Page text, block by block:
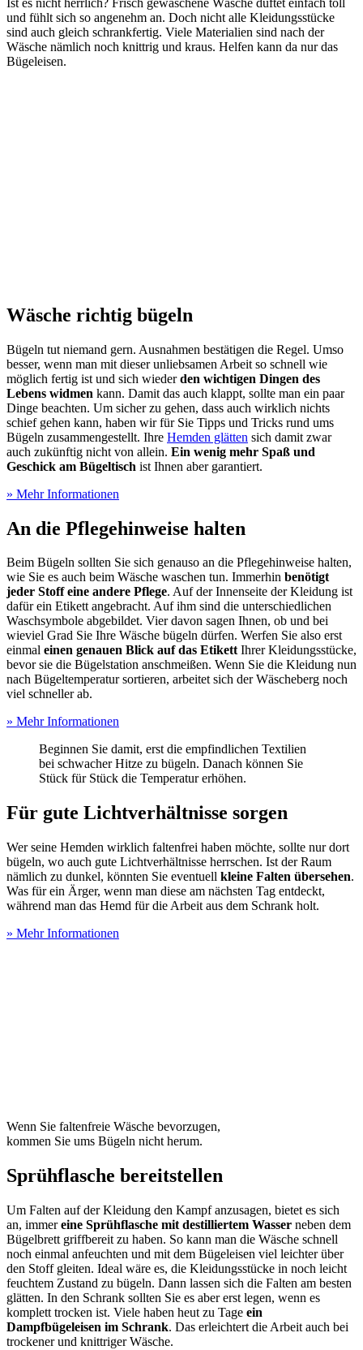
und fühlt sich so angenehm an. Doch nicht alle Kleidungsstücke
sind auch gleich schrankfertig. Viele Materialien sind nach der
Wäsche nämlich noch knittrig und kraus. Helfen kann da nur das
Bügeleisen.
Wäsche richtig bügeln
Bügeln tut niemand gern. Ausnahmen bestätigen die Regel. Umso
besser, wenn man mit dieser unliebsamen Arbeit so schnell wie
möglich fertig ist und sich wiederden wichtigen Dingen des
Lebens widmen kann. Damit das auch klappt, sollte man ein paar
Dinge beachten. Um sicher zu gehen, dass auch wirklich nichts
schief gehen kann, haben wir für Sie Tipps und Tricks rund ums
Bügeln zusammengestellt. Ihre Hemden glätten sich damit zwar
auch zukünftig nicht von allein. Ein wenig mehr Spaß und
Geschick am Bügeltisch ist Ihnen aber garantiert.
» Mehr Informationen
An die Pflegehinweise halten
Beim Bügeln sollten Sie sich genauso an die Pflegehinweise halten,
wie Sie es auch beim Wäsche waschen tun. Immerhin benötigt
jeder Stoff eine andere Pflege. Auf der Innenseite der Kleidung ist
dafür ein Etikett angebracht. Auf ihm sind die unterschiedlichen
Waschsymbole abgebildet. Vier davon sagen Ihnen, ob und bei
wieviel Grad Sie Ihre Wäsche bügeln dürfen. Werfen Sie also erst
einmal einen genauen Blick auf das EtikettIhrer Kleidungsstücke,
bevor sie die Bügelstation anschmeißen. Wenn Sie die Kleidung nun
nach Bügeltemperatur sortieren, arbeitet sich der Wäscheberg noch
viel schneller ab.
» Mehr Informationen
Beginnen Sie damit, erst die empfindlichen Textilien
bei schwacher Hitze zu bügeln. Danach können Sie
Stück für Stück die Temperatur erhöhen.
Für gute Lichtverhältnisse sorgen
Wer seine Hemden wirklich faltenfrei haben möchte, sollte nur dort
bügeln, wo auch gute Lichtverhältnisse herrschen. Ist der Raum
nämlich zu dunkel, könnten Sie eventuell kleine Falten übersehen.
Was für ein Ärger, wenn man diese am nächsten Tag entdeckt,
während man das Hemd für die Arbeit aus dem Schrank holt.
» Mehr Informationen
Wenn Sie faltenfreie Wäsche bevorzugen,
kommen Sie ums Bügeln nicht herum.
Sprühflasche bereitstellen
Um Falten auf der Kleidung den Kampf anzusagen, bietet es sich
an, immereine Sprühflasche mit destilliertem Wasser neben dem
Bügelbrett griffbereit zu haben. So kann man die Wäsche schnell
noch einmal anfeuchten und mit dem Bügeleisen viel leichter über
den Stoff gleiten. Ideal wäre es, die Kleidungsstücke in noch leicht
feuchtem Zustand zu bügeln. Dann lassen sich die Falten am besten
glätten. In den Schrank sollten Sie es aber erst legen, wenn es
komplett trocken ist. Viele haben heut zu Tage ein
Dampfbügeleisen im Schrank. Das erleichtert die Arbeit auch bei
trockener und knittriger Wäsche.